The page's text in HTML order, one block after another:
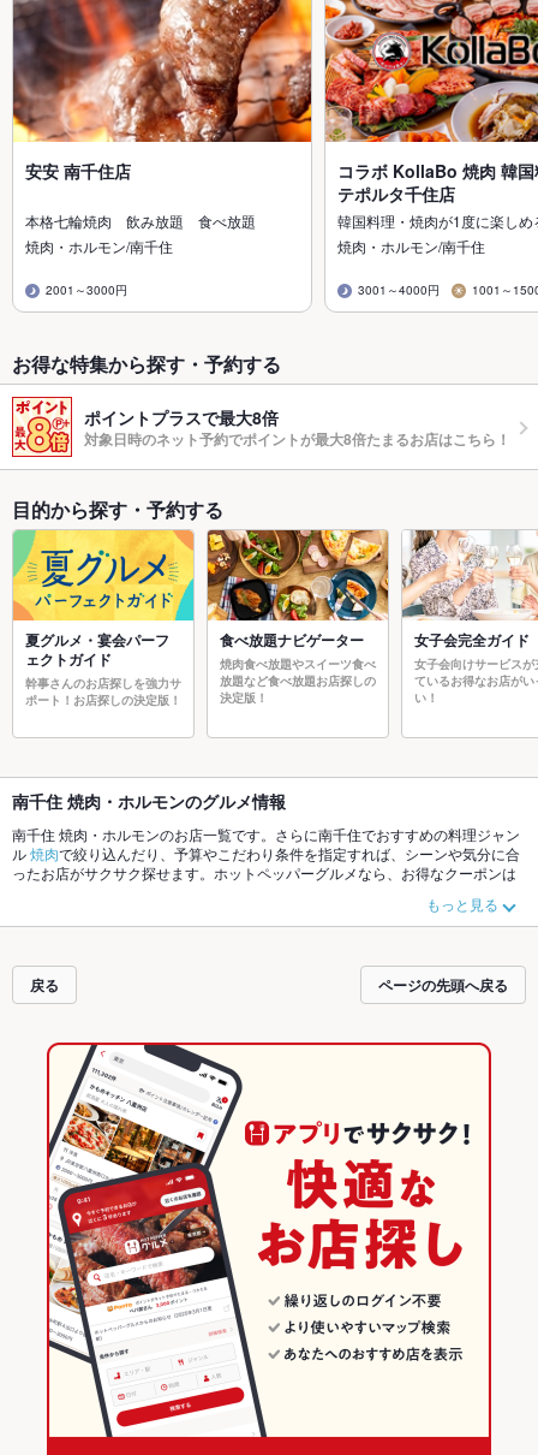
安安 南千住店
本格七輪焼肉 飲み放題 食べ放題
焼肉・ホルモン/南千住
2001～3000円
コラボ KollaBo 焼肉 韓
テポルタ千住店
韓国料理・焼肉が1度に楽し
焼肉・ホルモン/南千住
3001～4000円 1001～
お得な特集から探す・予約する
ポイントプラスで最大8倍
対象日時のネット予約でポイントが最大8倍たまるお店はこちら！
目的から探す・予約する
夏グルメ・宴会パーフ
ェクトガイド
幹事さんのお店探しを強力サ
ポート！お店探しの決定版！
食べ放題ナビゲーター
焼肉食べ放題やスイーツ食べ
放題など食べ放題お店探しの
決定版！
女子会完全ガイド
女子会向けサービスが
ているお得なお店がい
い！
南千住 焼肉・ホルモンのグルメ情報
南千住 焼肉・ホルモンのお店一覧です。さらに南千住でおすすめの料理ジャン
ル焼肉で絞り込んだり、予算やこだわり条件を指定すれば、シーンや気分に合
ったお店がサクサク探せます。ホットペッパーグルメなら、お得なクーポンは
の最新情報をご紹介しているので安心！24時間使える簡単便利なネット予約が
使えるお店も拡大中です。友達どうしの飲み会にも、会社の宴会にも、デート
もっと見る
戻る ページの先頭へ戻る